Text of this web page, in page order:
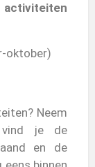
oktober)
Neem
vind je de
en de